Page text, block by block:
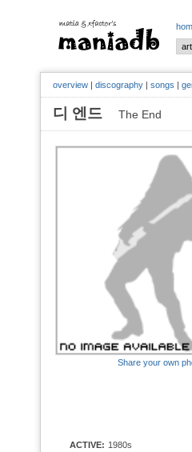
overview | discography | songs |
디 엔드 The End
Share your own
ACTIVE: 1980s